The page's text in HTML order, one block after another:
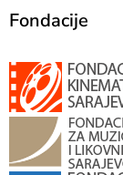
Fondacije